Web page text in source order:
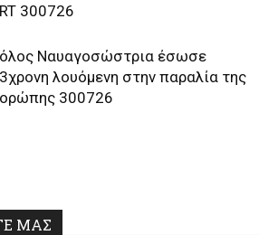
300726
Ναυαγοσώστρια έσωσε
λουόμενη στην παραλία της
300726
ΜΑΣ